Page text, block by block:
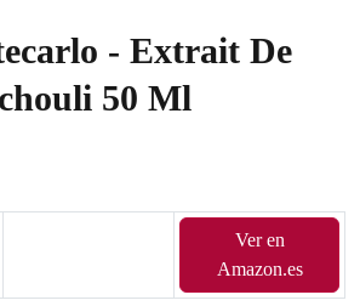
- Extrait De
50 Ml
Ver en
Amazon.es